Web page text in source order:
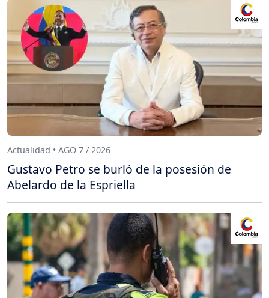
Actualidad • AGO 7 / 2026
Gustavo Petro se burló de la posesión de
Abelardo de la Espriella